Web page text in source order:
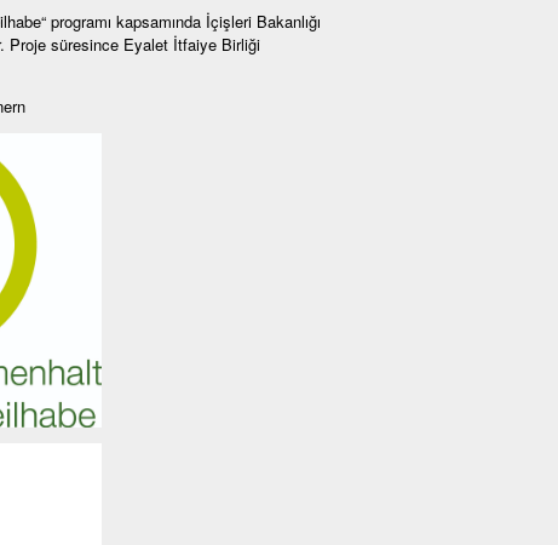
programı kapsamında İçişleri Bakanlığı
Proje süresince Eyalet İtfaiye Birliği